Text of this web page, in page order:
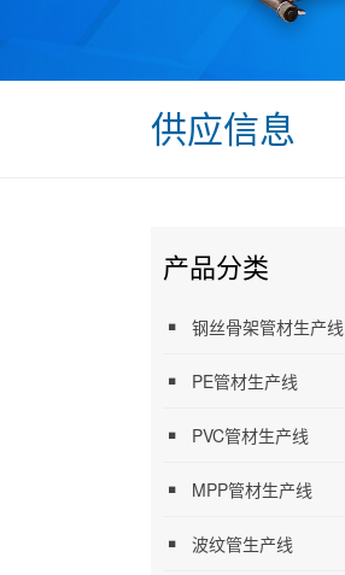
供应信息
产品分类
钢丝骨架管材生产线
PE管材生产线
PVC管材生产线
MPP管材生产线
波纹管生产线